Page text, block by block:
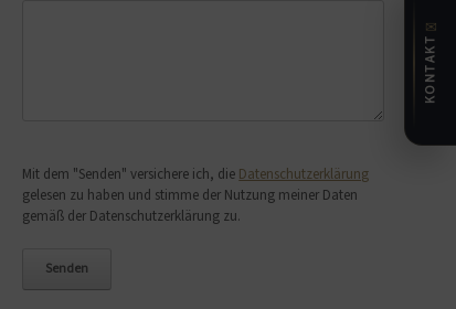
Mit dem "Senden" versichere ich, die Datenschutzerklärung
gelesen zu haben und stimme der Nutzung meiner Daten
gemäß der Datenschutzerklärung zu.
✉
KONTAKT